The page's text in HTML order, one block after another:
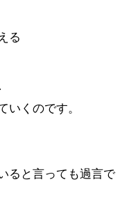
る
くのです。
ると言っても過言で